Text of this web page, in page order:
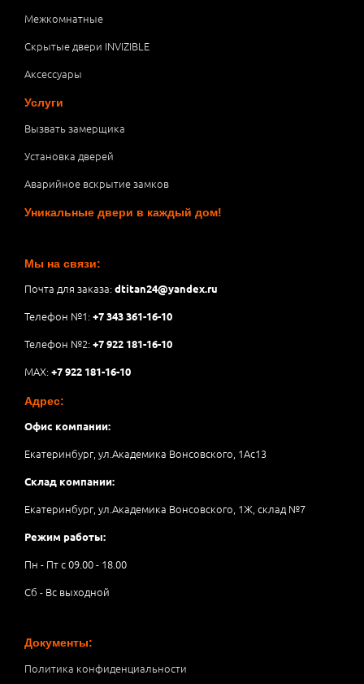
Межкомнатные
Скрытые двери INVIZIBLE
Аксессуары
Услуги
Вызвать замерщика
Установка дверей
Аварийное вскрытие замков
Уникальные двери в каждый дом!
Мы на связи:
Почта для заказа:dtitan24@yandex.ru
Телефон №1:+7 343 361-16-10
Телефон №2:+7 922 181-16-10
MAX:+7 922 181-16-10
Адрес:
Офис компании:
Екатеринбург, ул.Академика Вонсовского, 1Аc13
Склад компании:
Екатеринбург, ул.Академика Вонсовского, 1Ж, склад №7
Режим работы:
Пн - Пт с 09.00 - 18.00
Сб - Вс выходной
Документы:
Политика конфиденциальности